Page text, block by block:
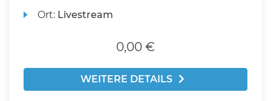
Ort: Livestream
0,00 €
WEITERE DETAILS